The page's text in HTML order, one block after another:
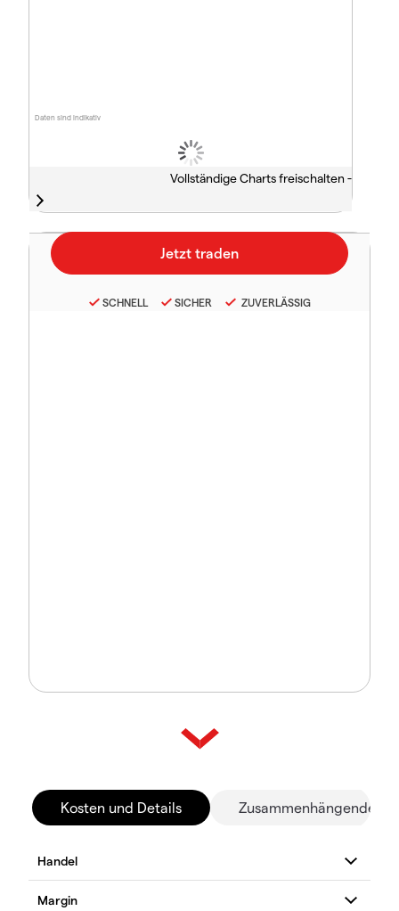
Daten sind indikativ
Vollständige Charts freischalten -
SCHNELL SICHER ZUVERLÄSSIG
Kosten und Details Zusammenhängende